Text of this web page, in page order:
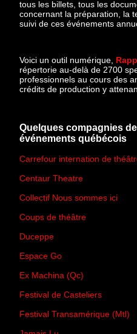
tous les billets, tous les
concernant la préparation, la
suivi de ces événements
Voici un outil numérique,
répertorie au-delà de 2700
professionnels au cours des
crédits de production y
Quelques compagnies
événements québécois
Carrefour internation de
Centaur Theatre
Collectif Nous sommes ici
Coups de théâtre
Duceppe
Espace Go
Ex Machina (Qc)
Festival de Casteliers
Festival Transamérique (Mtl)